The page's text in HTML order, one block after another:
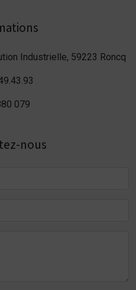
Industrielle, 59223 Roncq
079
nous